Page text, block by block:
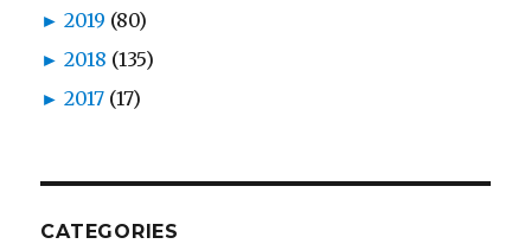
► 2019 (80)
► 2018 (135)
► 2017 (17)
CATEGORIES